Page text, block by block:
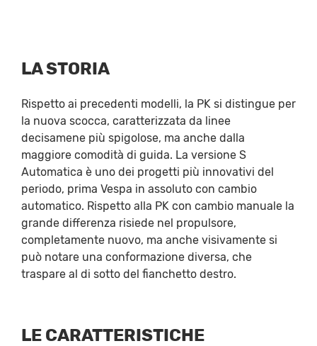
LA STORIA
Rispetto ai precedenti modelli, la PK si distingue per
la nuova scocca, caratterizzata da linee
decisamene più spigolose, ma anche dalla
maggiore comodità di guida. La versione S
Automatica è uno dei progetti più innovativi del
periodo, prima Vespa in assoluto con cambio
automatico. Rispetto alla PK con cambio manuale la
grande differenza risiede nel propulsore,
completamente nuovo, ma anche visivamente si
può notare una conformazione diversa, che
traspare al di sotto del fianchetto destro.
LE CARATTERISTICHE